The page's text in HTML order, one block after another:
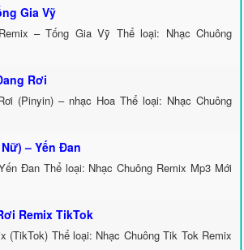
Gia Vỹ
– Tống Gia Vỹ Thể loại: Nhạc Chuông
Rơi
(Pinyin) – nhạc Hoa Thể loại: Nhạc Chuông
– Yến Đan
Đan Thể loại: Nhạc Chuông Remix Mp3 Mới
Remix TikTok
(TikTok) Thể loại: Nhạc Chuông Tik Tok Remix